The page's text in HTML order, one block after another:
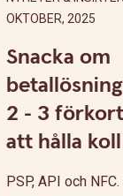
OKTOBER, 2025
Snacka om
2 - 3
att hålla
PSP, API och NFC.